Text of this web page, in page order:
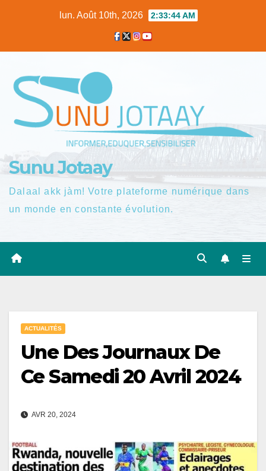
lun. Août 10th, 2026 2:33:46 AM
Sunu Jotaay
Dalaal akk jàm! Votre plateforme numérique dans
un monde en constante évolution.
ACTUALITÉS
Une Des Journaux De
Ce Samedi 20 Avril 2024
AVR 20, 2024